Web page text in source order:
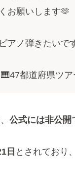
お願いします🫶
アノ弾きたいで
都道府県ツ
公式には非公開
日 とされており